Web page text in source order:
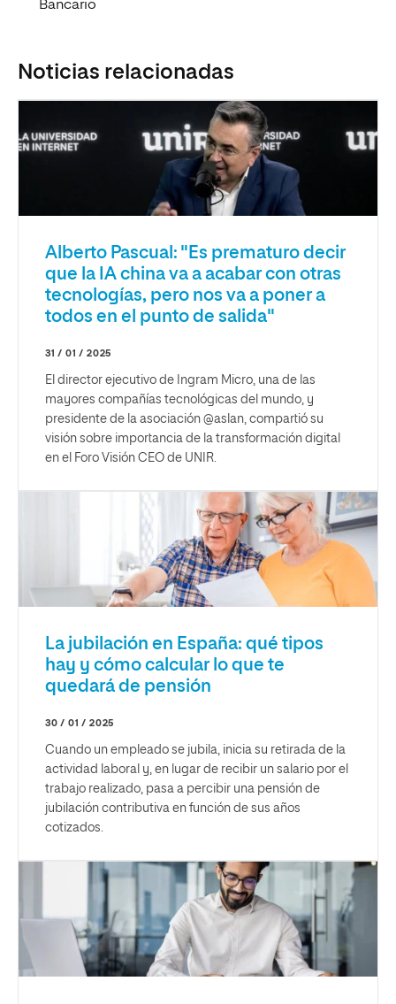
Bancario
Noticias relacionadas
Alberto Pascual: "Es prematuro decir
que la IA china va a acabar con otras
tecnologías, pero nos va a poner a
todos en el punto de salida"
31 / 01 / 2025
El director ejecutivo de Ingram Micro, una de las
mayores compañías tecnológicas del mundo, y
presidente de la asociación @aslan, compartió su
visión sobre importancia de la transformación digital
en el Foro Visión CEO de UNIR.
La jubilación en España: qué tipos
hay y cómo calcular lo que te
quedará de pensión
30 / 01 / 2025
Cuando un empleado se jubila, inicia su retirada de la
actividad laboral y, en lugar de recibir un salario por el
trabajo realizado, pasa a percibir una pensión de
jubilación contributiva en función de sus años
cotizados.